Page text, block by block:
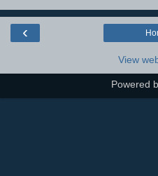
‹
View
Powered